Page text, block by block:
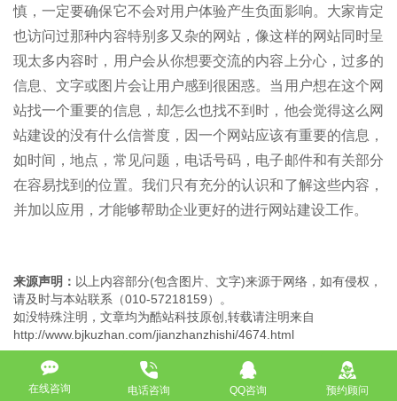
慎，一定要确保它不会对用户体验产生负面影响。大家肯定
也访问过那种内容特别多又杂的网站，像这样的网站同时呈
现太多内容时，用户会从你想要交流的内容上分心，过多的
信息、文字或图片会让用户感到很困惑。当用户想在这个网
站找一个重要的信息，却怎么也找不到时，他会觉得这么网
站建设的没有什么信誉度，因一个网站应该有重要的信息，
如时间，地点，常见问题，电话号码，电子邮件和有关部分
在容易找到的位置。我们只有充分的认识和了解这些内容，
并加以应用，才能够帮助企业更好的进行网站建设工作。
来源声明： 以上内容部分(包含图片、文字)来源于网络，如有侵权，
请及时与本站联系（010-57218159）。
如没特殊注明，文章均为酷站科技原创,转载请注明来自
http://www.bjkuzhan.com/jianzhanzhishi/4674.html
在线咨询 电话咨询 QQ咨询 预约顾问